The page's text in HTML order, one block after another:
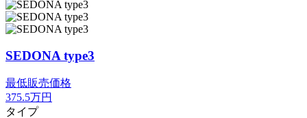
SEDONA type3
最低販売価格
375.5万円
タイプ